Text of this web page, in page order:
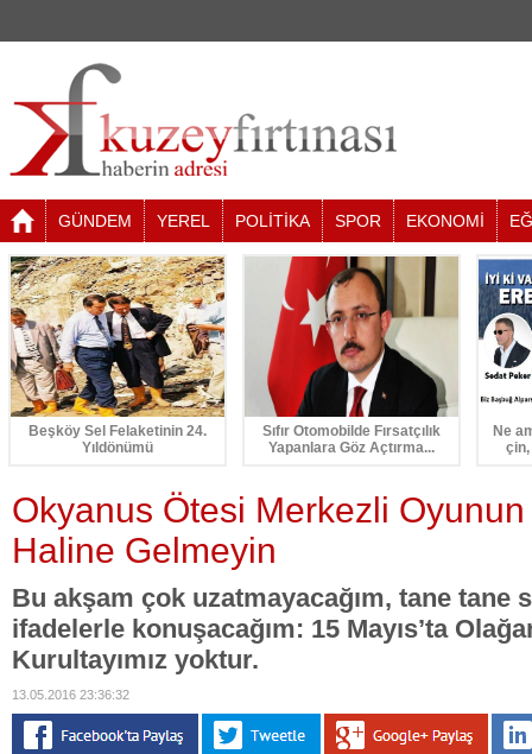
GÜNDEM YEREL POLİTİKA SPOR EKONOMİ
Beşköy Sel Felaketinin 24.
Yıldönümü
Sıfır Otomobilde Fırsatçılık
Yapanlara Göz Açtırma...
Ne
Okyanus Ötesi Merkezli Oyunun
Haline Gelmeyin
Bu akşam çok uzatmayacağım, tane tane
ifadelerle konuşacağım: 15 Mayıs’ta
Kurultayımız yoktur.
13.05.2016 23:36:32